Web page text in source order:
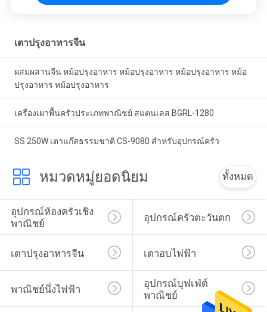
เตาปรุงอาหารจีน
ผสมผสานจีน หม้อปรุงอาหาร หม้อปรุงอาหาร หม้อปรุงอาหาร หม้อ
ปรุงอาหาร หม้อปรุงอาหาร
เครื่องเผาพื้นครัวประเภทพาณิชย์ สแตนเลส BGRL-1280
SS 250W เตาแก๊สธรรมชาติ CS-9080 สำหรับอุปกรณ์ครัว
หมวดหมู่ยอดนิยม ทั้งหมด
อุปกรณ์ห้องครัวเชิง
พาณิชย์
อุปกรณ์ครัวตะวันตก
เตาปรุงอาหารจีน เตาอบไฟฟ้า
พาณิชย์นึ่งไฟฟ้า
อุปกรณ์บุฟเฟ่ต์
พาณิชย์